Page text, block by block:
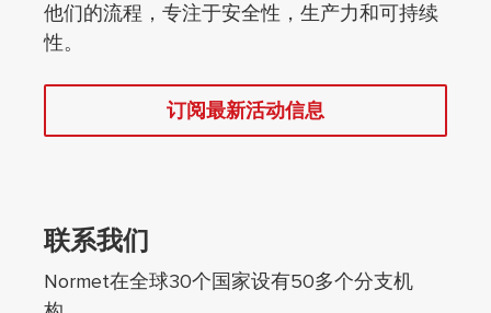
他们的流程，专注于安全性，生产力和可持续
性。
订阅最新活动信息
联系我们
Normet在全球30个国家设有50多个分支机